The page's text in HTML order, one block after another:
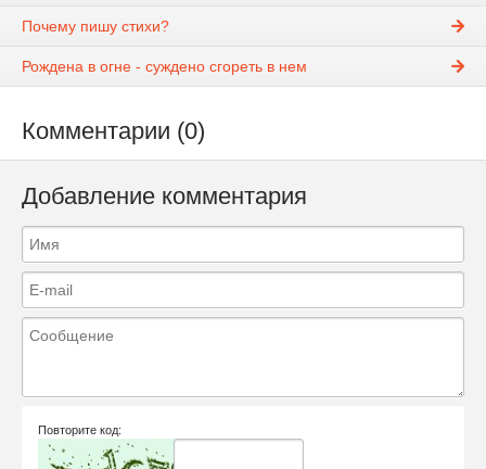
Почему пишу стихи?
Рождена в огне - суждено сгореть в нем
Комментарии (0)
Добавление комментария
Повторите код: